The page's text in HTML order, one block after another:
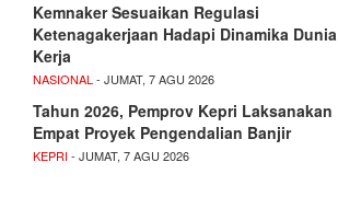
Kemnaker Sesuaikan Regulasi
Ketenagakerjaan Hadapi Dinamika Dunia
Kerja
NASIONAL- JUMAT, 7 AGU 2026
Tahun 2026, Pemprov Kepri Laksanakan
Empat Proyek Pengendalian Banjir
KEPRI- JUMAT, 7 AGU 2026